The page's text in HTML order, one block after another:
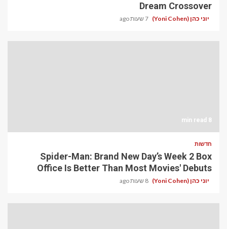
Dream Crossover
יוני כהן (Yoni Cohen) 7 שעות ago
8 min read
חדשות
Spider-Man: Brand New Day’s Week 2 Box
Office Is Better Than Most Movies' Debuts
יוני כהן (Yoni Cohen) 8 שעות ago